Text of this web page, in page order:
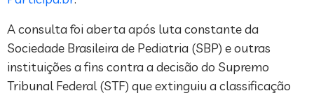
A consulta foi aberta após luta constante da
Sociedade Brasileira de Pediatria (SBP) e outras
instituições a fins contra a decisão do Supremo
Tribunal Federal (STF) que extinguiu a classificação